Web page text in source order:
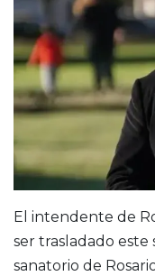
El intendente de
ser trasladado
sanatorio de